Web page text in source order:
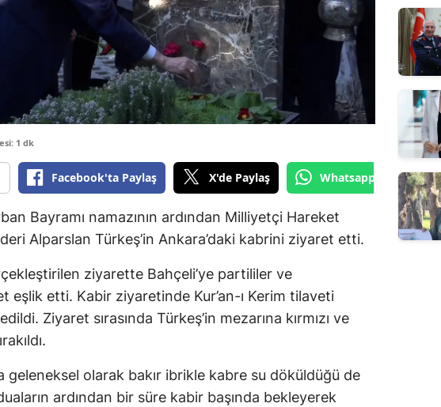
1 dk
Facebook'ta Paylaş X'de Paylaş Whatsapp'tan Gönder
Bayramı namazının ardından Milliyetçi Hareket
Alparslan Türkeş’in Ankara’daki kabrini ziyaret etti.
ziyarette Bahçeli’ye partililer ve
eşlik etti. Kabir ziyaretinde Kur’an-ı Kerim tilaveti
Ziyaret sırasında Türkeş’in mezarına kırmızı ve
geleneksel olarak bakır ibrikle kabre su döküldüğü de
ardından bir süre kabir başında bekleyerek